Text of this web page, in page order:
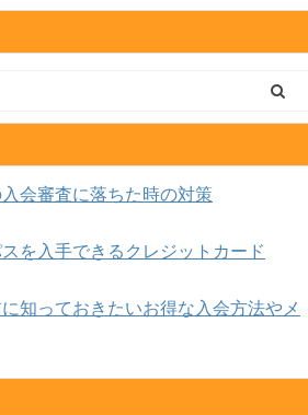
会審査に落ちた時の対策
を入手できるクレジットカード
知っておきたいお得な入会方法やメ